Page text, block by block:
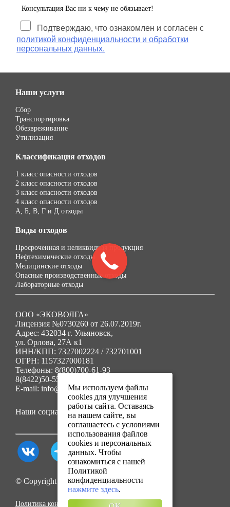
Консультация Вас ни к чему не обязывает!
Подтверждаю, что ознакомлен и согласен с
политикой конфиденциальности и обработки
персональных данных.
Наши услуги
Сбор
Транспортировка
Обезвреживание
Утилизация
Классификация отходов
1 класс опасности отходов
2 класс опасности отходов
3 класс опасности отходов
4 класс опасности отходов
А, Б, В, Г и Д отходы
Виды отходов
Просроченная и неликвидная продукция
Нефтехимические отходы
Медицинские отходы
Опасные производственные отходы
Лабораторные отходы
ООО «ЭКОВОЛГА»
Лицензия №0730260 от 26.07.2019г.
Адрес: 432034 г. Ульяновск,
ул. Орлова, 27А к1
ИНН/КПП: 7327002224 / 732701001
ОГРН: 1157327000181
Телефоны: 8(800)700-61-93
8(8422)50-55-91
E-mail: info@ecovolga73.ru
Наши социальные сети:
© Copyright 2025. Все права защищены.
Политика конфиденциальности
Мы используем файлы
cookies для улучшения
работы сайта. Оставаясь
на нашем сайте, вы
соглашаетесь с условиями
использования файлов
cookies и персональных
данных. Чтобы
ознакомиться с нашей
Политикой
конфиденциальности
нажмите здесь.